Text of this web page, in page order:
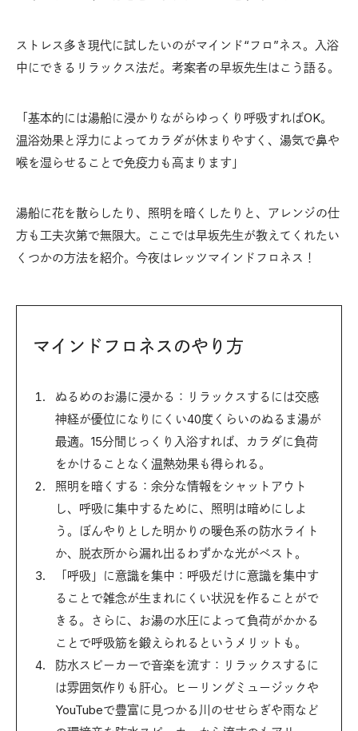
ストレス多き現代に試したいのがマインド“フロ”ネス。入浴
中にできるリラックス法だ。考案者の早坂先生はこう語る。
「基本的には湯船に浸かりながらゆっくり呼吸すればOK。
温浴効果と浮力によってカラダが休まりやすく、湯気で鼻や
喉を湿らせることで免疫力も高まります」
湯船に花を散らしたり、照明を暗くしたりと、アレンジの仕
方も工夫次第で無限大。ここでは早坂先生が教えてくれたい
くつかの方法を紹介。今夜はレッツマインドフロネス！
マインドフロネスのやり方
ぬるめのお湯に浸かる：リラックスするには交感
神経が優位になりにくい40度くらいのぬるま湯が
最適。15分間じっくり入浴すれば、カラダに負荷
をかけることなく温熱効果も得られる。
照明を暗くする：余分な情報をシャットアウト
し、呼吸に集中するために、照明は暗めにしよ
う。ぼんやりとした明かりの暖色系の防水ライト
か、脱衣所から漏れ出るわずかな光がベスト。
「呼吸」に意識を集中：呼吸だけに意識を集中す
ることで雑念が生まれにくい状況を作ることがで
きる。さらに、お湯の水圧によって負荷がかかる
ことで呼吸筋を鍛えられるというメリットも。
防水スピーカーで音楽を流す：リラックスするに
は雰囲気作りも肝心。ヒーリングミュージックや
YouTubeで豊富に見つかる川のせせらぎや雨など